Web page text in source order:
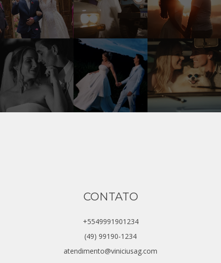
CONTATO
+5549991901234
(49) 99190-1234
atendimento@viniciusag.com